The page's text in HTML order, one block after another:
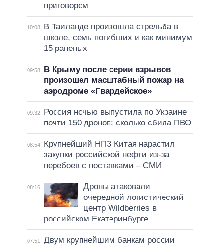
приговором
10:08
В Таиланде произошла стрельба в
школе, семь погибших и как минимум
15 раненых
09:58
В Крыму после серии взрывов
произошел масштабный пожар на
аэродроме «Гвардейское»
09:32
Россия ночью выпустила по Украине
почти 150 дронов: сколько сбила ПВО
08:54
Крупнейший НПЗ Китая нарастил
закупки российской нефти из-за
перебоев с поставками – СМИ
08:16
Дроны атаковали
очередной логистический
центр Wildberries в
российском Екатеринбурге
07:51
Двум крупнейшим банкам россии